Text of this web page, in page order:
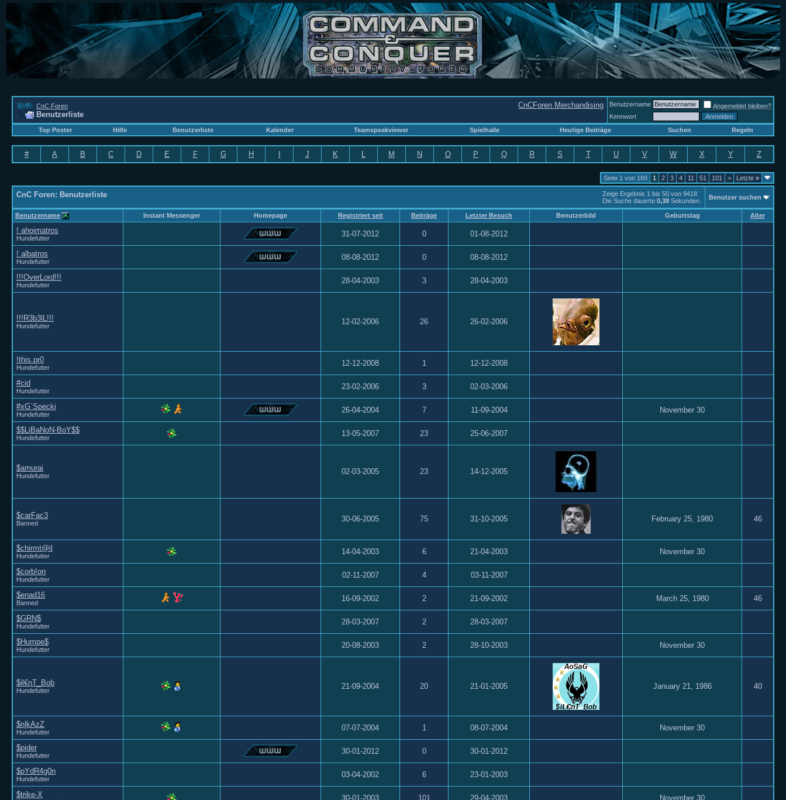
CnCForen Merchandising
CnC Foren
Benutzerliste
Benutzername
Angemeldet bleiben?
Kennwort
Top Poster
Hilfe Benutzerliste Kalender Teamspeakviewer Spielhalle Heutige Beiträge Suchen Regeln
# A B C D E F G H J K L M N O P Q R S T U V W X Y Z
Seite 1 von 189 1 2 3 4 11 51 101 > Letzte »
Zeige Ergebnis 1 bis 50 von 9418
Die Suche dauerte 0,38 Sekunden.
CnC Foren: Benutzerliste Benutzer suchen
Benutzername Instant Messenger Homepage Registriert seit Beiträge Letzter Besuch Benutzerbild Geburtstag Alter
! ahoimatros
Hundefutter 31-07-2012 0 01-08-2012
! albatros
Hundefutter 08-08-2012 0 08-08-2012
!!!OverLord!!!
Hundefutter 28-04-2003 3 28-04-2003
!!!R3b3lL!!!
Hundefutter 12-02-2006 26 26-02-2006
!this.pr0
Hundefutter 12-12-2008 1 12-12-2008
#cid
Hundefutter 23-02-2006 3 02-03-2006
#xG`Specki
Hundefutter 26-04-2004 7 11-09-2004 November 30
$$LiBaNoN-BoY$$
Hundefutter 13-05-2007 23 25-06-2007
$amurai
Hundefutter 02-03-2005 23 14-12-2005
$carFac3
Banned 30-06-2005 75 31-10-2005 February 25, 1980 46
$chirmt@il
Hundefutter 14-04-2003 6 21-04-2003 November 30
$corb!on
Hundefutter 02-11-2007 4 03-11-2007
$enad16
Banned 16-09-2002 2 21-09-2002 March 25, 1980 46
$GRN$
Hundefutter 28-03-2007 2 28-03-2007
$Humpe$
Hundefutter 20-08-2003 2 28-10-2003 November 30
$il€nT_Bob
Hundefutter 21-09-2004 20 21-01-2005 January 21, 1986 40
$n|kAzZ
Hundefutter 07-07-2004 1 08-07-2004 November 30
$pider
Hundefutter 30-01-2012 0 30-01-2012
$pYdR4g0n
Hundefutter 03-04-2002 6 23-01-2003
$trike-X 30-01-2003 101 29-04-2003 November 30